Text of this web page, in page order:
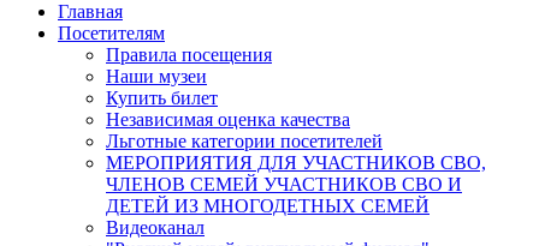
Главная
Посетителям
Правила посещения
Наши музеи
Купить билет
Независимая оценка качества
Льготные категории посетителей
МЕРОПРИЯТИЯ ДЛЯ УЧАСТНИКОВ СВО,
ЧЛЕНОВ СЕМЕЙ УЧАСТНИКОВ СВО И
ДЕТЕЙ ИЗ МНОГОДЕТНЫХ СЕМЕЙ
Видеоканал